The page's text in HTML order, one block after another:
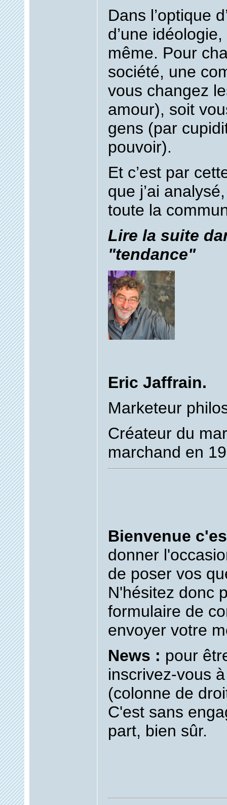
Dans l’optique
d’une
même. Pour
société, une
vous changez
amour), soit
gens (par
pouvoir).
Et c’est par
que j’ai
toute la
Lire la suite
"tendance"
Eric Jaffrain.
Marketeur
Créateur du
marchand en
Bienvenue
donner
de poser vos
N'hésitez donc
formulaire de
envoyer votre
News : pour
inscrivez-vous
(colonne de
C'est sans
part, bien sûr.